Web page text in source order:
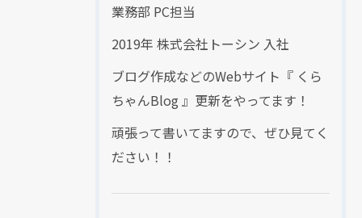
業務部 PC担当
2019年 株式会社トーシン 入社
ブログ作成などのWebサイト『 くら
ちゃんBlog 』更新をやってます！
頑張って書いてますので、ぜひ見てく
ださい！！